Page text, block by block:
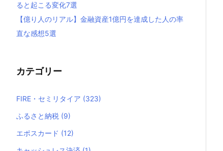
ると起こる変化7選
【億り人のリアル】金融資産1億円を達成した人の率
直な感想5選
カテゴリー
FIRE・セミリタイア (323)
ふるさと納税 (9)
エポスカード (12)